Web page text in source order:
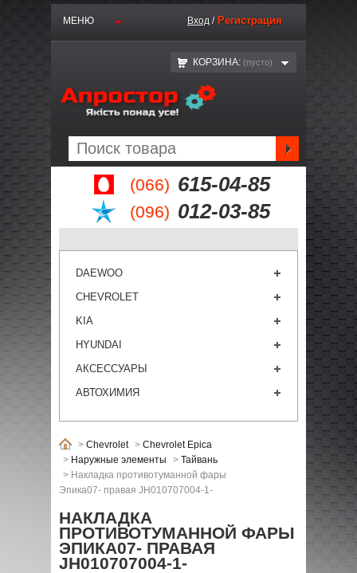
(066) 615-04-85
(096) 012-03-85
МЕНЮ Вход / Регистрация
КОРЗИНА: (пустo)
DAEWOO
CHEVROLET
KIA
HYUNDAI
АКСЕССУАРЫ
АВТОХИМИЯ
> Chevrolet > Chevrolet Epica
> Наружные элементы > Тайвань
> Накладка противотуманной фары
Эпика07- правая JH010707004-1-
НАКЛАДКА
ПРОТИВОТУМАННОЙ ФАРЫ
ЭПИКА07- ПРАВАЯ
JH010707004-1-